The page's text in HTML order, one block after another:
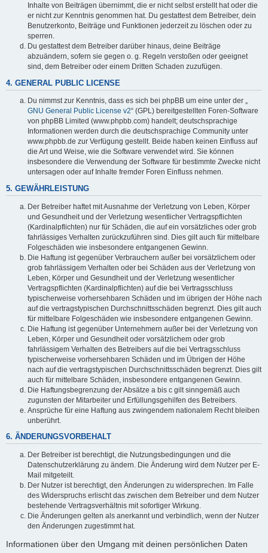
Inhalte von Beiträgen übernimmt, die er nicht selbst erstellt hat oder die
er nicht zur Kenntnis genommen hat. Du gestattest dem Betreiber, dein
Benutzerkonto, Beiträge und Funktionen jederzeit zu löschen oder zu
sperren.
Du gestattest dem Betreiber darüber hinaus, deine Beiträge
abzuändern, sofern sie gegen o. g. Regeln verstoßen oder geeignet
sind, dem Betreiber oder einem Dritten Schaden zuzufügen.
4. GENERAL PUBLIC LICENSE
Du nimmst zur Kenntnis, dass es sich bei phpBB um eine unter der „
GNU General Public License v2“ (GPL) bereitgestellten Foren-Software
von phpBB Limited (www.phpbb.com) handelt; deutschsprachige
Informationen werden durch die deutschsprachige Community unter
www.phpbb.de zur Verfügung gestellt. Beide haben keinen Einfluss auf
die Art und Weise, wie die Software verwendet wird. Sie können
insbesondere die Verwendung der Software für bestimmte Zwecke nicht
untersagen oder auf Inhalte fremder Foren Einfluss nehmen.
5. GEWÄHRLEISTUNG
Der Betreiber haftet mit Ausnahme der Verletzung von Leben, Körper
und Gesundheit und der Verletzung wesentlicher Vertragspflichten
(Kardinalpflichten) nur für Schäden, die auf ein vorsätzliches oder grob
fahrlässiges Verhalten zurückzuführen sind. Dies gilt auch für mittelbare
Folgeschäden wie insbesondere entgangenen Gewinn.
Die Haftung ist gegenüber Verbrauchern außer bei vorsätzlichem oder
grob fahrlässigem Verhalten oder bei Schäden aus der Verletzung von
Leben, Körper und Gesundheit und der Verletzung wesentlicher
Vertragspflichten (Kardinalpflichten) auf die bei Vertragsschluss
typischerweise vorhersehbaren Schäden und im übrigen der Höhe nach
auf die vertragstypischen Durchschnittsschäden begrenzt. Dies gilt auch
für mittelbare Folgeschäden wie insbesondere entgangenen Gewinn.
Die Haftung ist gegenüber Unternehmern außer bei der Verletzung von
Leben, Körper und Gesundheit oder vorsätzlichem oder grob
fahrlässigem Verhalten des Betreibers auf die bei Vertragsschluss
typischerweise vorhersehbaren Schäden und im Übrigen der Höhe
nach auf die vertragstypischen Durchschnittsschäden begrenzt. Dies gilt
auch für mittelbare Schäden, insbesondere entgangenen Gewinn.
Die Haftungsbegrenzung der Absätze a bis c gilt sinngemäß auch
zugunsten der Mitarbeiter und Erfüllungsgehilfen des Betreibers.
Ansprüche für eine Haftung aus zwingendem nationalem Recht bleiben
unberührt.
6. ÄNDERUNGSVORBEHALT
Der Betreiber ist berechtigt, die Nutzungsbedingungen und die
Datenschutzerklärung zu ändern. Die Änderung wird dem Nutzer per E-
Mail mitgeteilt.
Der Nutzer ist berechtigt, den Änderungen zu widersprechen. Im Falle
des Widerspruchs erlischt das zwischen dem Betreiber und dem Nutzer
bestehende Vertragsverhältnis mit sofortiger Wirkung.
Die Änderungen gelten als anerkannt und verbindlich, wenn der Nutzer
den Änderungen zugestimmt hat.
Informationen über den Umgang mit deinen persönlichen Daten